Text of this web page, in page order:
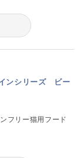
ンシリーズ ビー
フリー猫用フード